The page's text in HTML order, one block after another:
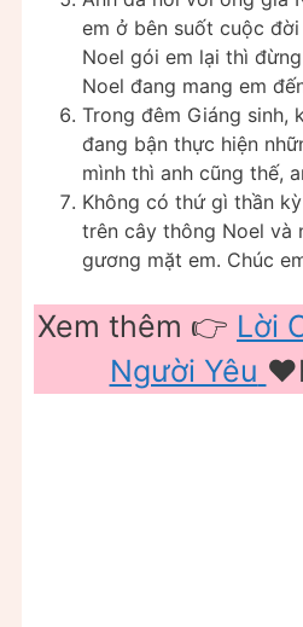
em ở bên suốt cuộc
Noel gói em lại thì
Noel đang mang em
Trong đêm Giáng sinh,
đang bận thực hiện
mình thì anh cũng thế,
Không có thứ gì thần
trên cây thông Noel và
gương mặt em. Chúc
Xem thêm 👉 Lời
Người Yêu